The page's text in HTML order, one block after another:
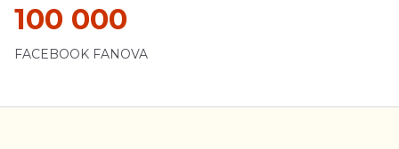
100 000
FACEBOOK FANOVA